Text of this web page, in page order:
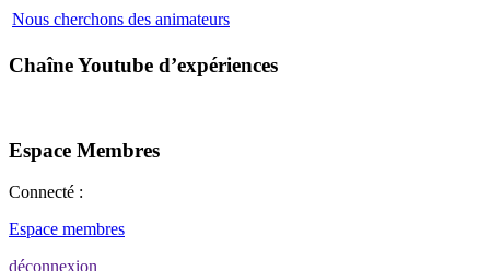
Nous cherchons des animateurs
Chaîne Youtube d’expériences
Espace Membres
Connecté :
Espace membres
déconnexion